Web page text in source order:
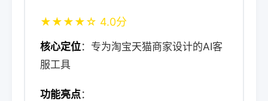
★★★★☆ 4.0分
核心定位：专为淘宝天猫商家设计的AI客
服工具
功能亮点：